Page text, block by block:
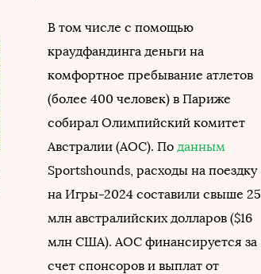
В том числе с помощью
краудфандинга деньги на
комфортное пребывание атлетов
(более 400 человек) в Париже
собирал Олимпийский комитет
Австралии (AOC). По данным
Sportshounds, расходы на поездку
на Игры-2024 составили свыше 25
млн австралийских долларов ($16
млн США). AOC финансируется за
счет спонсоров и выплат от